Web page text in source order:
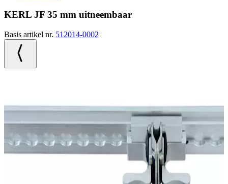
KERL JF 35 mm uitneembaar
Basis artikel nr. 512014-0002